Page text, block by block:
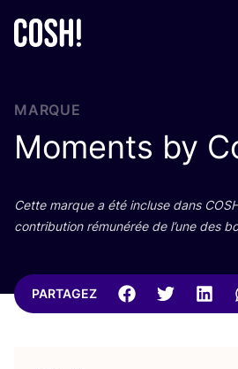
MARQUE
Moments by
Cette marque a été incluse dans
contri­bu­tion rému­né­rée de l’une des
PARTAGEZ